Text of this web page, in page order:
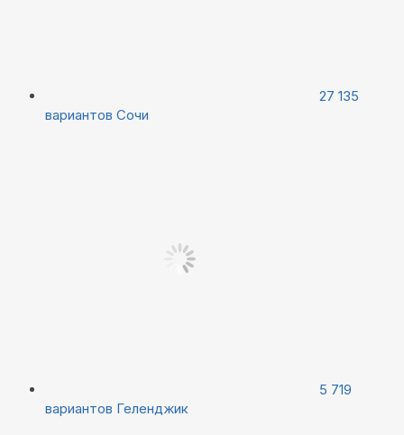
27 135
вариантов Сочи
5 719
вариантов Геленджик